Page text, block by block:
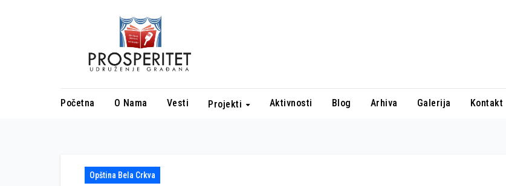
Početna O Nama Vesti Projekti Aktivnosti Blog Arhiva Galerija Kontakt
Opština Bela Crkva